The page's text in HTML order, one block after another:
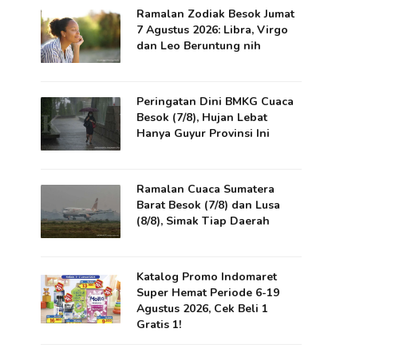
Ramalan Zodiak Besok Jumat
7 Agustus 2026: Libra, Virgo
dan Leo Beruntung nih
Peringatan Dini BMKG Cuaca
Besok (7/8), Hujan Lebat
Hanya Guyur Provinsi Ini
Ramalan Cuaca Sumatera
Barat Besok (7/8) dan Lusa
(8/8), Simak Tiap Daerah
Katalog Promo Indomaret
Super Hemat Periode 6-19
Agustus 2026, Cek Beli 1
Gratis 1!